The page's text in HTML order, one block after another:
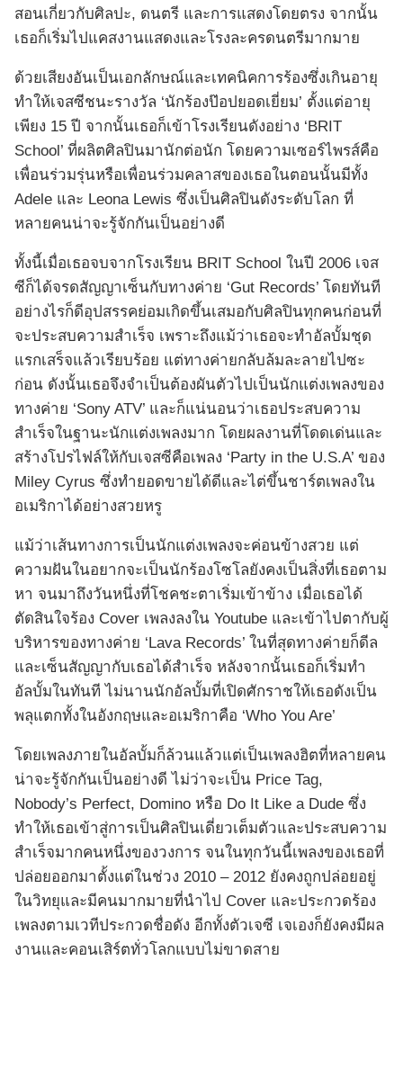
สอนเกี่ยวกับศิลปะ, ดนตรี และการแสดงโดยตรง จากนั้น
เธอก็เริ่มไปแคสงานแสดงและโรงละครดนตรีมากมาย
ด้วยเสียงอันเป็นเอกลักษณ์และเทคนิคการร้องซึ่งเกินอายุ
ทำให้เจสซีชนะรางวัล ‘นักร้องป๊อปยอดเยี่ยม’ ตั้งแต่อายุ
เพียง 15 ปี จากนั้นเธอก็เข้าโรงเรียนดังอย่าง ‘BRIT
School’ ที่ผลิตศิลปินมานักต่อนัก โดยความเซอร์ไพรส์คือ
เพื่อนร่วมรุ่นหรือเพื่อนร่วมคลาสของเธอในตอนนั้นมีทั้ง
Adele และ Leona Lewis ซึ่งเป็นศิลปินดังระดับโลก ที่
หลายคนน่าจะรู้จักกันเป็นอย่างดี
ทั้งนี้เมื่อเธอจบจากโรงเรียน BRIT School ในปี 2006 เจส
ซีก็ได้จรดสัญญาเซ็นกับทางค่าย ‘Gut Records’ โดยทันที
อย่างไรก็ดีอุปสรรคย่อมเกิดขึ้นเสมอกับศิลปินทุกคนก่อนที่
จะประสบความสำเร็จ เพราะถึงแม้ว่าเธอจะทำอัลบั้มชุด
แรกเสร็จแล้วเรียบร้อย แต่ทางค่ายกลับล้มละลายไปซะ
ก่อน ดังนั้นเธอจึงจำเป็นต้องผันตัวไปเป็นนักแต่งเพลงของ
ทางค่าย ‘Sony ATV’ และก็แน่นอนว่าเธอประสบความ
สำเร็จในฐานะนักแต่งเพลงมาก โดยผลงานที่โดดเด่นและ
สร้างโปรไฟล์ให้กับเจสซีคือเพลง ‘Party in the U.S.A’ ของ
Miley Cyrus ซึ่งทำยอดขายได้ดีและไต่ขึ้นชาร์ตเพลงใน
อเมริกาได้อย่างสวยหรู
แม้ว่าเส้นทางการเป็นนักแต่งเพลงจะค่อนข้างสวย แต่
ความฝันในอยากจะเป็นนักร้องโซโลยังคงเป็นสิ่งที่เธอตาม
หา จนมาถึงวันหนึ่งที่โชคชะตาเริ่มเข้าข้าง เมื่อเธอได้
ตัดสินใจร้อง Cover เพลงลงใน Youtube และเข้าไปตากับผู้
บริหารของทางค่าย ‘Lava Records’ ในที่สุดทางค่ายก็ดีล
และเซ็นสัญญากับเธอได้สำเร็จ หลังจากนั้นเธอก็เริ่มทำ
อัลบั้มในทันที ไม่นานนักอัลบั้มที่เปิดศักราชให้เธอดังเป็น
พลุแตกทั้งในอังกฤษและอเมริกาคือ ‘Who You Are’
โดยเพลงภายในอัลบั้มก็ล้วนแล้วแต่เป็นเพลงฮิตที่หลายคน
น่าจะรู้จักกันเป็นอย่างดี ไม่ว่าจะเป็น Price Tag,
Nobody’s Perfect, Domino หรือ Do It Like a Dude ซึ่ง
ทำให้เธอเข้าสู่การเป็นศิลปินเดี่ยวเต็มตัวและประสบความ
สำเร็จมากคนหนึ่งของวงการ จนในทุกวันนี้เพลงของเธอที่
ปล่อยออกมาตั้งแต่ในช่วง 2010 – 2012 ยังคงถูกปล่อยอยู่
ในวิทยุและมีคนมากมายที่นำไป Cover และประกวดร้อง
เพลงตามเวทีประกวดชื่อดัง อีกทั้งตัวเจซี เจเองก็ยังคงมีผล
งานและคอนเสิร์ตทั่วโลกแบบไม่ขาดสาย